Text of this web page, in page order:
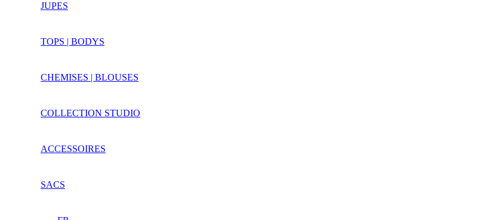
JUPES
TOPS | BODYS
CHEMISES | BLOUSES
COLLECTION STUDIO
ACCESSOIRES
SACS